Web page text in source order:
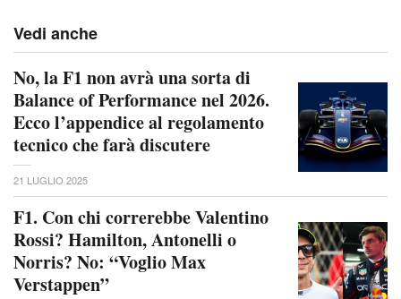
Vedi anche
No, la F1 non avrà una sorta di
Balance of Performance nel 2026.
Ecco l’appendice al regolamento
tecnico che farà discutere
21 LUGLIO 2025
F1. Con chi correrebbe Valentino
Rossi? Hamilton, Antonelli o
Norris? No: “Voglio Max
Verstappen”